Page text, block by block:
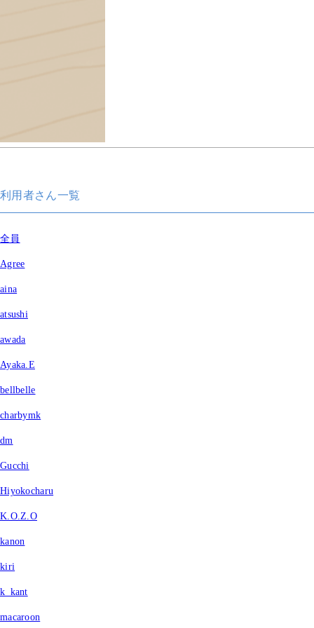
利用者さん一覧
全員
Agree
aina
atsushi
awada
Ayaka.E
bellbelle
charbymk
dm
Gucchi
Hiyokocharu
K.O.Z.O
kanon
kiri
k_kant
macaroon